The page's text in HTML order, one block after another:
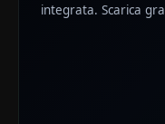
integrata. Scarica